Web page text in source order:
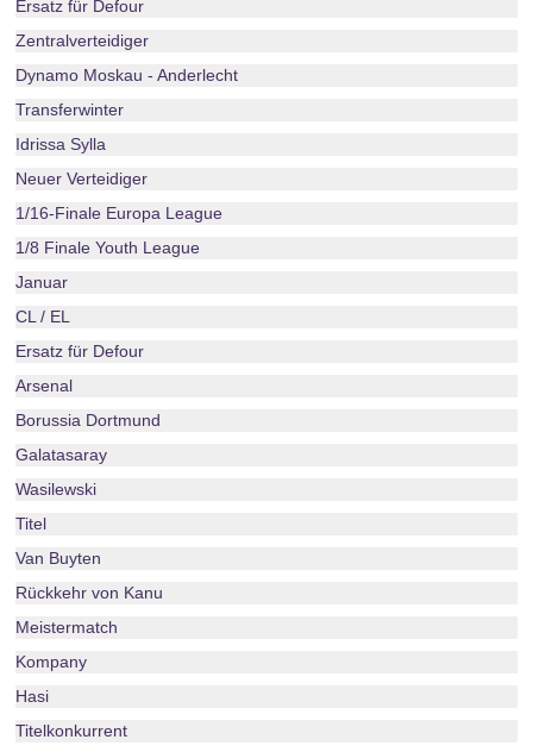
Ersatz für Defour
Zentralverteidiger
Dynamo Moskau - Anderlecht
Transferwinter
Idrissa Sylla
Neuer Verteidiger
1/16-Finale Europa League
1/8 Finale Youth League
Januar
CL / EL
Ersatz für Defour
Arsenal
Borussia Dortmund
Galatasaray
Wasilewski
Titel
Van Buyten
Rückkehr von Kanu
Meistermatch
Kompany
Hasi
Titelkonkurrent